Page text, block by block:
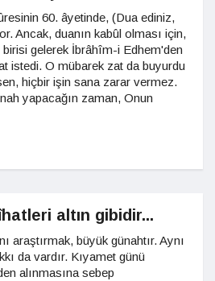
60. âyetinde, (Dua ediniz,
Ancak, duanın kabûl olması için,
gelerek İbrâhîm-i Edhem'den
istedi. O mübarek zat da buyurdu
hiçbir işin sana zarar vermez.
yapacağın zaman, Onun
altın gibidir...
araştırmak, büyük günahtır. Aynı
da vardır. Kıyamet günü
alınmasına sebep